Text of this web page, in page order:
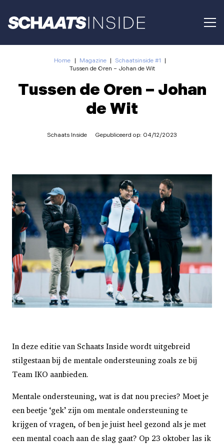
Home | Magazine | Schaatsinside #1 |
Tussen de Oren – Johan de Wit
Tussen de Oren – Johan
de Wit
Schaats Inside Gepubliceerd op: 04/12/2023
In deze editie van Schaats Inside wordt uitgebreid
stilgestaan bij de mentale ondersteuning zoals ze bij
Team IKO aanbieden.
Mentale ondersteuning, wat is dat nou precies? Moet je
een beetje ‘gek’ zijn om mentale ondersteuning te
krijgen of vragen, of ben je juist heel gezond als je met
een mental coach aan de slag gaat? Op 23 oktober las ik